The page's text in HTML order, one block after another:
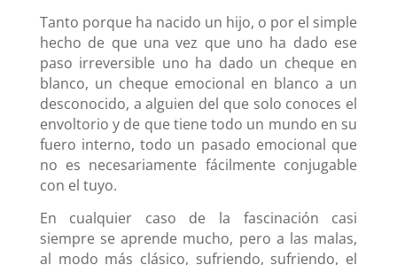
Tanto porque ha nacido un hijo, o por el simple
hecho de que una vez que uno ha dado ese
paso irreversible uno ha dado un cheque en
blanco, un cheque emocional en blanco a un
desconocido, a alguien del que solo conoces el
envoltorio y de que tiene todo un mundo en su
fuero interno, todo un pasado emocional que
no es necesariamente fácilmente conjugable
con el tuyo.
En cualquier caso de la fascinación casi
siempre se aprende mucho, pero a las malas,
al modo más clásico, sufriendo, sufriendo, el